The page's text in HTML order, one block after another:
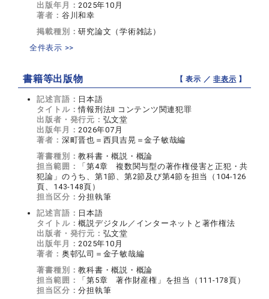
出版年月：2025年10月
著者： 谷川和幸
掲載種別：研究論文（学術雑誌）
全件表示 >>
書籍等出版物 【 表示 ／非表示 】
記述言語： 日本語
タイトル：情報刑法Ⅱ コンテンツ関連犯罪
出版者・発行元： 弘文堂
出版年月：2026年07月
著者： 深町晋也＝西貝吉晃＝金子敏哉編
著書種別：教科書・概説・概論
担当範囲：
「第4章 複数関与型の著作権侵害と正犯・共
犯論」のうち、第1節、第2節及び第4節を担当（104-126
頁、143-148頁）
担当区分：分担執筆
記述言語： 日本語
タイトル：概説デジタル／インターネットと著作権法
出版者・発行元： 弘文堂
出版年月：2025年10月
著者： 奥邨弘司＝金子敏哉編
著書種別：教科書・概説・概論
担当範囲：
「第5章 著作財産権」を担当（111-178頁）
担当区分：分担執筆